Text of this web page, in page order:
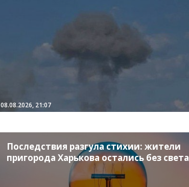
08.08.2026, 21:07
Последствия разгула стихии: жители
пригорода Харькова остались без света